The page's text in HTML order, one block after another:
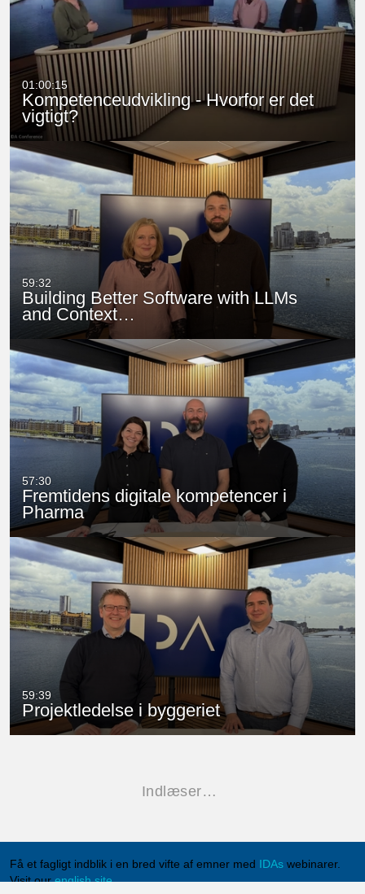
01:00:15
Kompetenceudvikling - Hvorfor er det
vigtigt?
59:32
Building Better Software with LLMs
and Context…
57:30
Fremtidens digitale kompetencer i
Pharma
59:39
Projektledelse i byggeriet
Indlæser…
Få et fagligt indblik i en bred vifte af emner med IDAs webinarer.
Visit ourenglish site.